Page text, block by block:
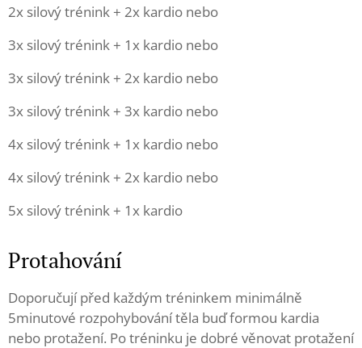
2x silový trénink + 2x kardio nebo
3x silový trénink + 1x kardio nebo
3x silový trénink + 2x kardio nebo
3x silový trénink + 3x kardio nebo
4x silový trénink + 1x kardio nebo
4x silový trénink + 2x kardio nebo
5x silový trénink + 1x kardio
Protahování
Doporučují před každým tréninkem minimálně
5minutové rozpohybování těla buď formou kardia
nebo protažení. Po tréninku je dobré věnovat protažení